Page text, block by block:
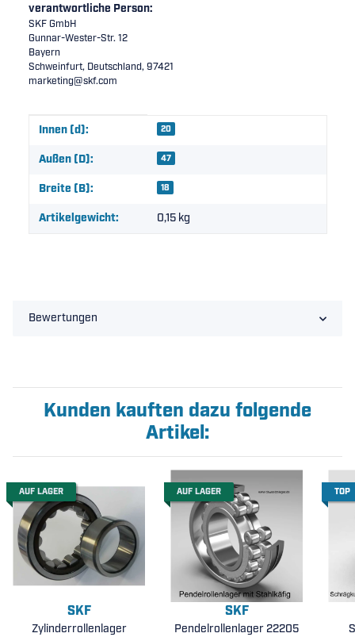
verantwortliche Person:
SKF GmbH
Gunnar-Wester-Str. 12
Bayern
Schweinfurt, Deutschland, 97421
marketing@skf.com
Produkteigenschaft
Wert
Innen (d): 20
Außen (D): 47
Breite (B): 18
Artikelgewicht: 0,15 kg
Bewertungen
Kunden kauften dazu folgende
Artikel:
AUF LAGER
SKF
Zylinderrollenlager
AUF LAGER
SKF
Pendelrollenlager 22205
TOP